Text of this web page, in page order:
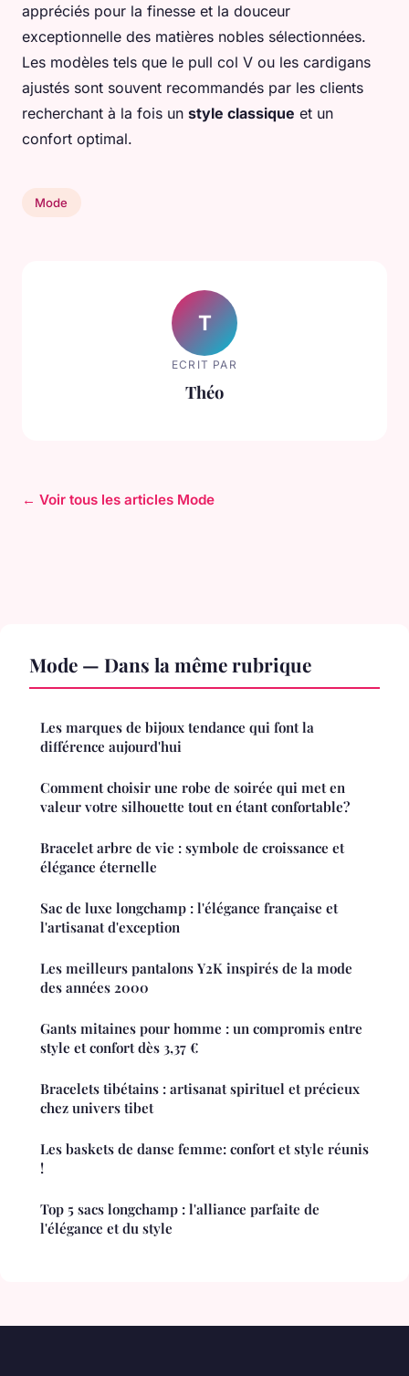
appréciés pour la finesse et la douceur
exceptionnelle des matières nobles sélectionnées.
Les modèles tels que le pull col V ou les cardigans
ajustés sont souvent recommandés par les clients
recherchant à la fois un style classique et un
confort optimal.
Mode
T
ECRIT PAR
Théo
← Voir tous les articles Mode
Mode — Dans la même rubrique
Les marques de bijoux tendance qui font la
différence aujourd'hui
Comment choisir une robe de soirée qui met en
valeur votre silhouette tout en étant confortable?
Bracelet arbre de vie : symbole de croissance et
élégance éternelle
Sac de luxe longchamp : l'élégance française et
l'artisanat d'exception
Les meilleurs pantalons Y2K inspirés de la mode
des années 2000
Gants mitaines pour homme : un compromis entre
style et confort dès 3,37 €
Bracelets tibétains : artisanat spirituel et précieux
chez univers tibet
Les baskets de danse femme: confort et style réunis
!
Top 5 sacs longchamp : l'alliance parfaite de
l'élégance et du style